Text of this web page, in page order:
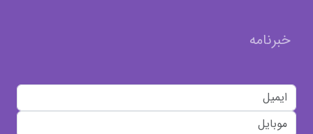
خبرنامه